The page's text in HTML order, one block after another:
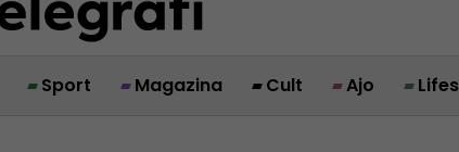
Sport Magazina Cult Ajo